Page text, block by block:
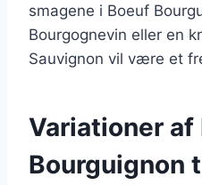
smagene i Boeuf
Bourgognevin eller en
Sauvignon vil være et
Variationer af
Bourguignon